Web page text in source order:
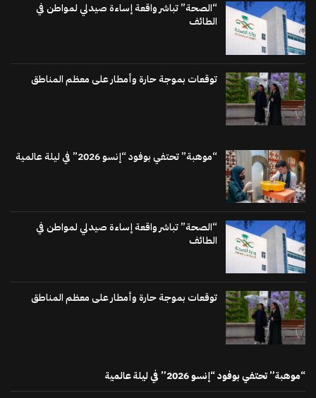
“الصحة” تباشر واقعة إساءة صيدلي لمواطن في
الطائف
توقعات بموجة حارة وأمطار على معظم المناطق
“موهبة” تحتفي بوفود “إنسو 2026” في ليلة عالمية
“الصحة” تباشر واقعة إساءة صيدلي لمواطن في
الطائف
توقعات بموجة حارة وأمطار على معظم المناطق
“موهبة” تحتفي بوفود “إنسو 2026” في ليلة عالمية